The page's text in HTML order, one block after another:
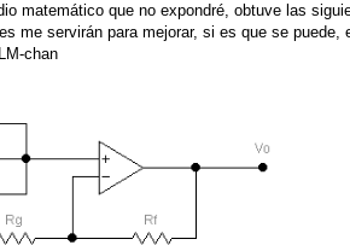
matemático que no expondré, obtuve las
me servirán para mejorar, si es que se puede,
chan